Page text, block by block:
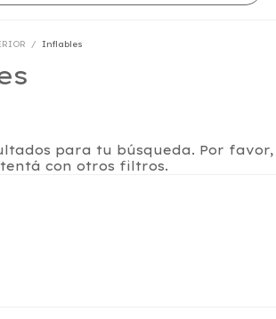
/ Inflables
para tu búsqueda. Por favor,
con otros filtros.